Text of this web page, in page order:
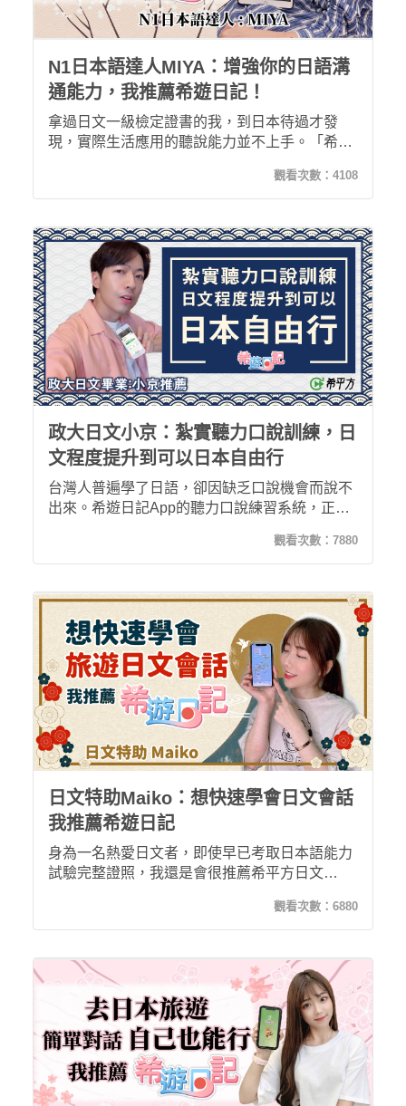
N1日本語達人MIYA：增強你的日語溝
通能力，我推薦希遊日記！
拿過日文一級檢定證書的我，到日本待過才發
現，實際生活應用的聽說能力並不上手。「希平
學日文，還有錄音功能檢視自己的發音及語調，
讓日文學習不再只是紙上談兵！
觀看次數： 4108
政大日文小京：紮實聽力口說訓練，日
文程度提升到可以日本自由行
台灣人普遍學了日語，卻因缺乏口說機會而說不
出來。希遊日記App的聽力口說練習系統，正好
東京旅日的我來看，真的非常到地。跟著希平方
獨門的「五次間隔學習法」，很快的30堂，你也
觀看次數： 7880
日文特助Maiko：想快速學會日文會話
我推薦希遊日記
身為一名熱愛日文者，即使早已考取日本語能力
試驗完整證照，我還是會很推薦希平方日文
文會話的人；或是暫時沒有出國打算，卻又想一
覽日本風情，這樣熱愛日文化的朋友喔！
觀看次數： 6880